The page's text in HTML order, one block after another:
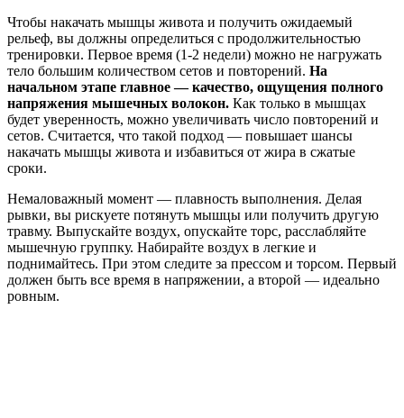
Чтобы накачать мышцы живота и получить ожидаемый
рельеф, вы должны определиться с продолжительностью
тренировки. Первое время (1-2 недели) можно не нагружать
тело большим количеством сетов и повторений. На
начальном этапе главное — качество, ощущения полного
напряжения мышечных волокон. Как только в мышцах
будет уверенность, можно увеличивать число повторений и
сетов. Считается, что такой подход — повышает шансы
накачать мышцы живота и избавиться от жира в сжатые
сроки.
Немаловажный момент — плавность выполнения. Делая
рывки, вы рискуете потянуть мышцы или получить другую
травму. Выпускайте воздух, опускайте торс, расслабляйте
мышечную группку. Набирайте воздух в легкие и
поднимайтесь. При этом следите за прессом и торсом. Первый
должен быть все время в напряжении, а второй — идеально
ровным.